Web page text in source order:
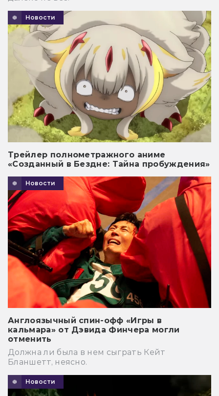
Новости
Трейлер полнометражного аниме
«Созданный в Бездне: Тайна пробуждения»
Новости
Англоязычный спин-офф «Игры в
кальмара» от Дэвида Финчера могли
отменить
Должна ли была в нем сыграть Кейт
Бланшетт, неясно.
Новости